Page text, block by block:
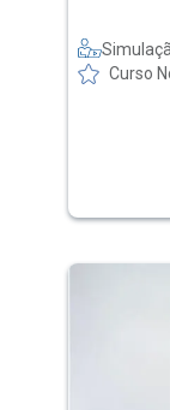
Curso